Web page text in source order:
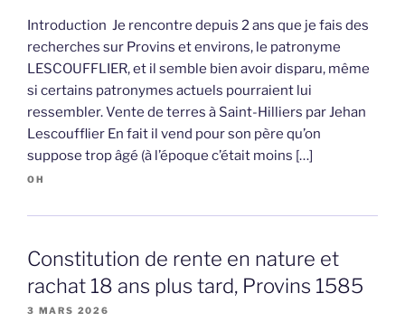
Introduction Je rencontre depuis 2 ans que je fais des
recherches sur Provins et environs, le patronyme
LESCOUFFLIER, et il semble bien avoir disparu, même
si certains patronymes actuels pourraient lui
ressembler. Vente de terres à Saint-Hilliers par Jehan
Lescoufflier En fait il vend pour son père qu’on
suppose trop âgé (à l’époque c’était moins […]
OH
Constitution de rente en nature et
rachat 18 ans plus tard, Provins 1585
3 MARS 2026